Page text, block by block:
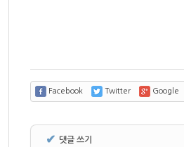
Facebook Twitter Google
✔ 댓글 쓰기